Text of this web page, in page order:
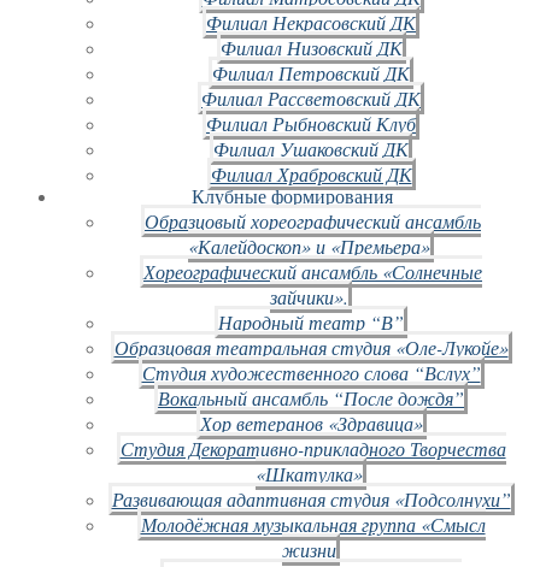
Филиал Некрасовский ДК
Филиал Низовский ДК
Филиал Петровский ДК
Филиал Рассветовский ДК
Филиал Рыбновский Клуб
Филиал Ушаковский ДК
Филиал Храбровский ДК
Клубные формирования
Образцовый хореографический ансамбль
«Калейдоскоп» и «Премьера»
Хореографический ансамбль «Солнечные
зайчики».
Народный театр “В”
Образцовая театральная студия «Оле-Лукойе»
Студия художественного слова “Вслух”
Вокальный ансамбль “После дождя”
Хор ветеранов «Здравица»
Студия Декоративно-прикладного Творчества
«Шкатулка»
Развивающая адаптивная студия «Подсолнухи”
Молодёжная музыкальная группа «Смысл
жизни